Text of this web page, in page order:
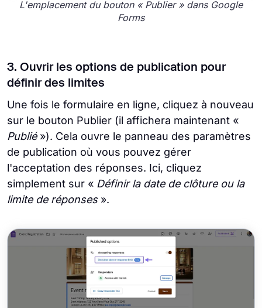
L'emplacement du bouton « Publier » dans Google
Forms
3. Ouvrir les options de publication pour
définir des limites
Une fois le formulaire en ligne, cliquez à nouveau
sur le bouton Publier (il affichera maintenant «
Publié»). Cela ouvre le panneau des paramètres
de publication où vous pouvez gérer
l'acceptation des réponses. Ici, cliquez
simplement sur « Définir la date de clôture ou la
limite de réponses».